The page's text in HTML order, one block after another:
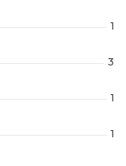
1
3
1
1